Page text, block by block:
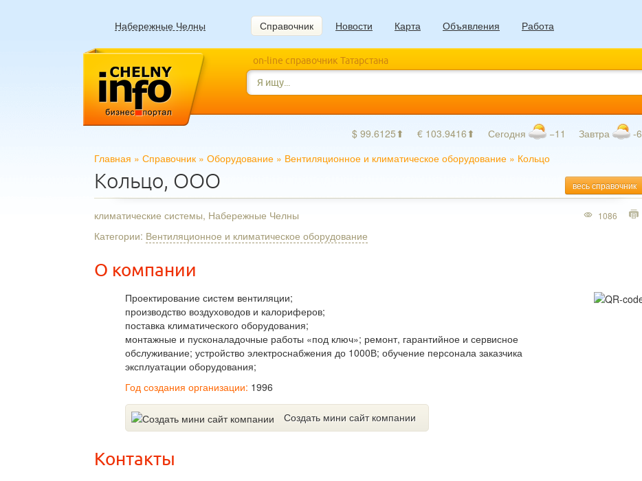
Набережные Челны Справочник Новости Карта Объявления Работа
on-line справочник Татарстана
$ 99.6125⬆ € 103.9416⬆ Сегодня −11 Завтра -6
Главная » Справочник » Оборудование » Вентиляционное и климатическое оборудование » Кольцо
весь справочник
Кольцо, ООО
климатические системы, Набережные Челны
Категории: Вентиляционное и климатическое оборудование
О компании
Проектирование систем вентиляции;
производство воздуховодов и калориферов;
поставка климатического оборудования;
монтажные и пусконаладочные работы «под ключ»; ремонт, гарантийное и сервисное
обслуживание; устройство электроснабжения до 1000В; обучение персонала заказчика
эксплуатации оборудования;
Год создания организации: 1996
Создать мини сайт компании
1086
Контакты